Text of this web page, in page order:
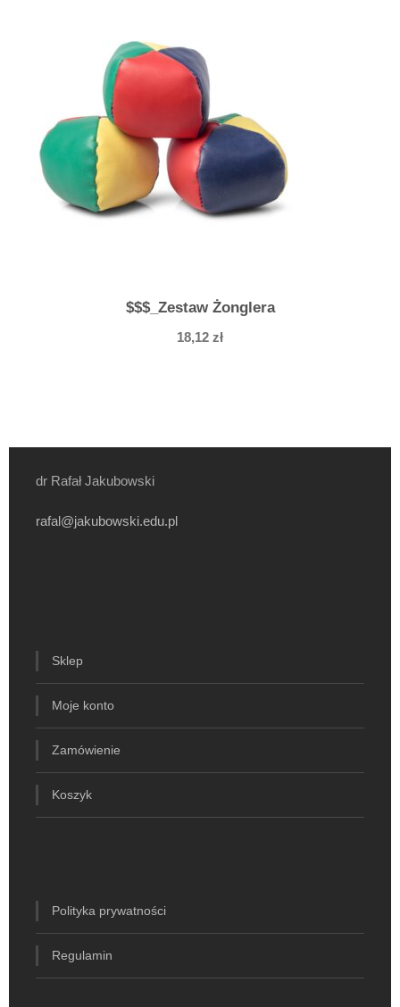
$$$_Zestaw Żonglera
18,12 zł
dr Rafał Jakubowski
rafal@jakubowski.edu.pl
Sklep
Moje konto
Zamówienie
Koszyk
Polityka prywatności
Regulamin